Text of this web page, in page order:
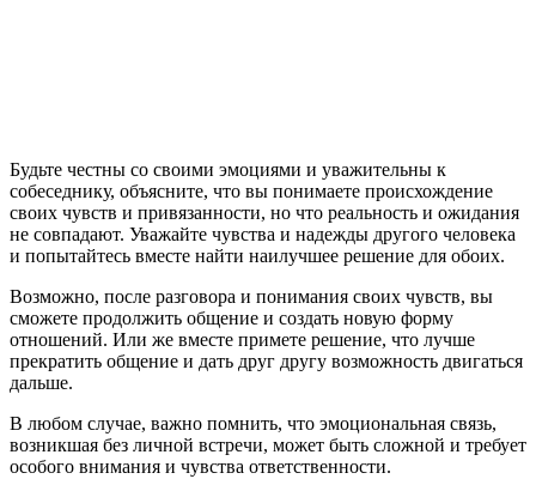
Будьте честны со своими эмоциями и уважительны к
собеседнику, объясните, что вы понимаете происхождение
своих чувств и привязанности, но что реальность и ожидания
не совпадают. Уважайте чувства и надежды другого человека
и попытайтесь вместе найти наилучшее решение для обоих.
Возможно, после разговора и понимания своих чувств, вы
сможете продолжить общение и создать новую форму
отношений. Или же вместе примете решение, что лучше
прекратить общение и дать друг другу возможность двигаться
дальше.
В любом случае, важно помнить, что эмоциональная связь,
возникшая без личной встречи, может быть сложной и требует
особого внимания и чувства ответственности.